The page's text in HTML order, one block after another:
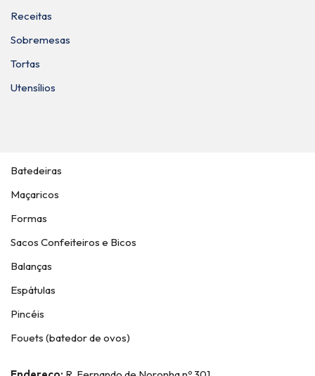
Receitas
Sobremesas
Tortas
Utensílios
Batedeiras
Maçaricos
Formas
Sacos Confeiteiros e Bicos
Balanças
Espátulas
Pincéis
Fouets (batedor de ovos)